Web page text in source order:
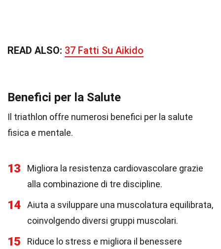
READ ALSO: 37 Fatti Su Aikido
Benefici per la Salute
Il triathlon offre numerosi benefici per la salute
fisica e mentale.
13
Migliora la resistenza cardiovascolare grazie
alla combinazione di tre discipline.
14
Aiuta a sviluppare una muscolatura equilibrata,
coinvolgendo diversi gruppi muscolari.
15
Riduce lo stress e migliora il benessere